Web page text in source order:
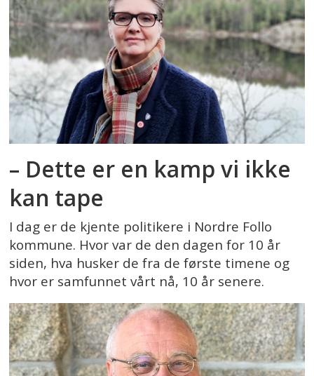
– Dette er en kamp vi ikke
kan tape
I dag er de kjente politikere i Nordre Follo
kommune. Hvor var de den dagen for 10 år
siden, hva husker de fra de første timene og
hvor er samfunnet vårt nå, 10 år senere.